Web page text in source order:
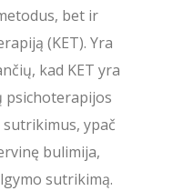
bet ir
(KET). Yra
kad KET yra
psichoterapijos
ypač
bulimija,
sutrikimą.